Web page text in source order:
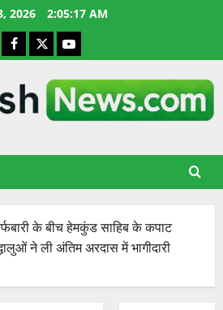
2026 2:05:18 AM
Facebook
X YouTube
के बीच हेमकुंड साहिब के कपाट
ने ली अंतिम अरदास में भागीदारी